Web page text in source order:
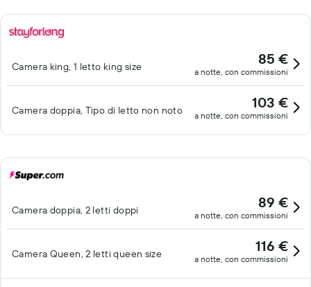
Camera king, 1 letto king size 85 €
a notte, con commissioni
Camera doppia, Tipo di letto non noto 103 €
a notte, con commissioni
Camera doppia, 2 letti doppi 89 €
a notte, con commissioni
Camera Queen, 2 letti queen size 116 €
a notte, con commissioni